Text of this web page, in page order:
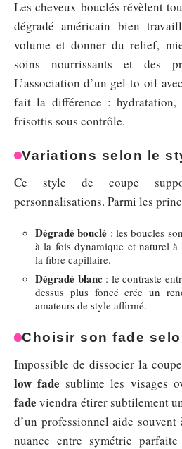
Les cheveux bouclés révèlent
dégradé américain bien
volume et donner du relief,
soins nourrissants et des
L’association d’un gel-to-oil
fait la différence : hydratation,
frisottis sous contrôle.
Variations selon le
Ce style de coupe
personnalisations. Parmi les
Dégradé bouclé : les boucles
à la fois dynamique et naturel
la fibre capillaire.
Dégradé blanc: le contraste
dessus plus foncé crée un
amateurs de style affirmé.
Choisir son fade
Impossible de dissocier la
low fade sublime les visages
fade viendra étirer subtilement
d’un professionnel aide
nuance entre symétrie